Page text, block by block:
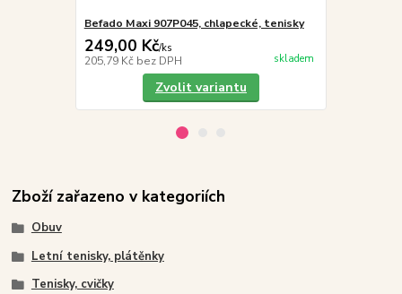
Befado Maxi 907P045, chlapecké, tenisky
249,00 Kč/ks
205,79 Kč bez DPH skladem
Zvolit variantu
Zboží zařazeno v kategoriích
Obuv
Letní tenisky, plátěnky
Tenisky, cvičky